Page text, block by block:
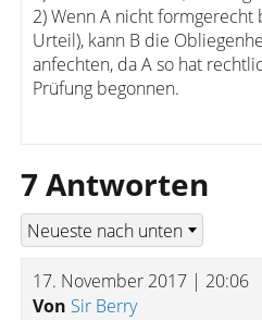
2) Wenn A nicht formgerecht
Urteil), kann B die
anfechten, da A so hat
Prüfung begonnen.
7 Antworten
17. November 2017 | 20:06
Von Sir Berry